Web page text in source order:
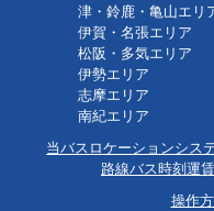
津・鈴鹿・亀山エ
伊賀・名張エリア
松阪・多気エリア
伊勢エリア ：
志摩エリア ：
南紀エリア ：
当バスロケーションシス
路線バス時刻運
操作